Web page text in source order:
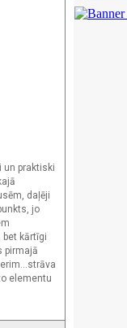
un praktiski
daļēji
jo
bet kārtīgi
pirmajā
elementu